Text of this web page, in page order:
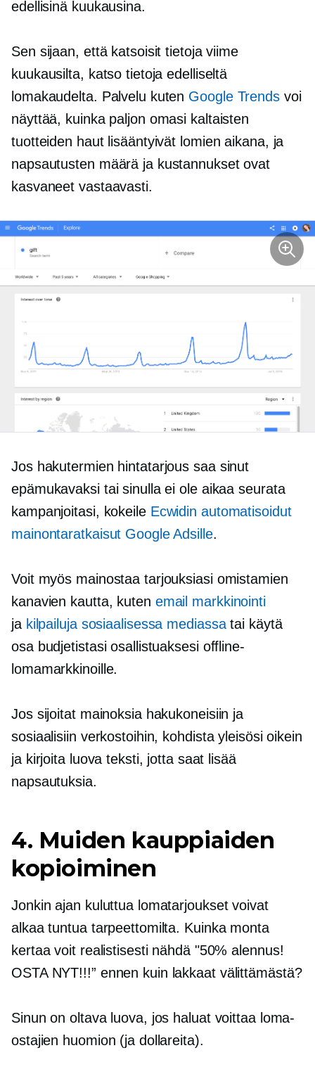
edellisinä kuukausina.
Sen sijaan, että katsoisit tietoja viime
kuukausilta, katso tietoja edelliseltä
lomakaudelta. Palvelu kuten Google Trendsvoi
näyttää, kuinka paljon omasi kaltaisten
tuotteiden haut lisääntyivät lomien aikana, ja
napsautusten määrä ja kustannukset ovat
kasvaneet vastaavasti.
Jos hakutermien hintatarjous saa sinut
epämukavaksi tai sinulla ei ole aikaa seurata
kampanjoitasi, kokeile Ecwidin automatisoidut
mainontaratkaisut Google Adsille.
Voit myös mainostaa tarjouksiasi omistamien
kanavien kautta, kuten email markkinointi
ja kilpailuja sosiaalisessa mediassatai käytä
osa budjetistasi osallistuaksesi offline-
lomamarkkinoille.
Jos sijoitat mainoksia hakukoneisiin ja
sosiaalisiin verkostoihin, kohdista yleisösi oikein
ja kirjoita luova teksti, jotta saat lisää
napsautuksia.
4. Muiden kauppiaiden
kopioiminen
Jonkin ajan kuluttua lomatarjoukset voivat
alkaa tuntua tarpeettomilta. Kuinka monta
kertaa voit realistisesti nähdä "50% alennus!
OSTA NYT!!!” ennen kuin lakkaat välittämästä?
Sinun on oltava luova, jos haluat voittaa loma-
ostajien huomion (ja dollareita).